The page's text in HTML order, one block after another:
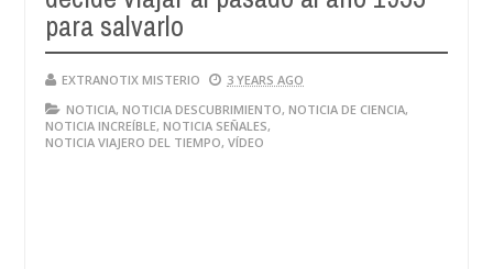
para salvarlo
EXTRANOTIX MISTERIO
3 YEARS AGO
NOTICIA, NOTICIA DESCUBRIMIENTO, NOTICIA DE CIENCIA,
NOTICIA INCREÍBLE, NOTICIA SEÑALES,
NOTICIA VIAJERO DEL TIEMPO, VÍDEO